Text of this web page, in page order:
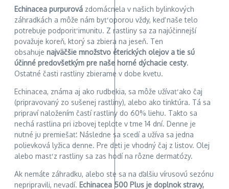
Echinacea purpurová zdomácnela v našich bylinkových
záhradkách a môže nám byť oporou vždy, keď naše telo
potrebuje podporiť imunitu. Z rastliny sa za najúčinnejší
považuje koreň, ktorý sa zbiera na jeseň. Ten
obsahuje najväčšie množstvo éterických olejov a tie sú
účinné predovšetkým pre naše horné dýchacie cesty.
Ostatné časti rastliny zbierame v dobe kvetu.
Echinacea, známa aj ako rudbekia, sa môže užívať ako čaj
(pripravovaný zo sušenej rastliny), alebo ako tinktúra. Tá sa
pripraví naložením častí rastliny do 60% liehu. Takto sa
nechá rastlina pri izbovej teplote v tme 14 dní. Denne je
nutné ju premiešať. Následne sa scedí a užíva sa jedna
polievková lyžica denne. Pre deti je vhodný čaj z listov. Olej
alebo masť z rastliny sa zas hodí na rôzne dermatózy.
Ak nemáte záhradku, alebo ste sa na ďalšiu vírusovú sezónu
nepripravili, nevadí. Echinacea 500 Plus je doplnok stravy,